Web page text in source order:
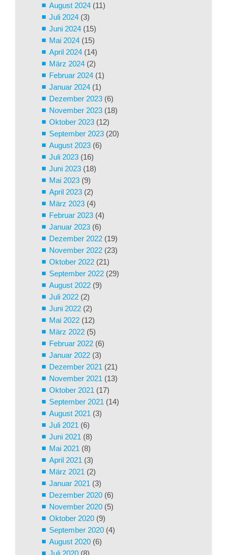
August 2024 (11)
Juli 2024 (3)
Juni 2024 (15)
Mai 2024 (15)
April 2024 (14)
März 2024 (2)
Februar 2024 (1)
Januar 2024 (1)
Dezember 2023 (6)
November 2023 (18)
Oktober 2023 (12)
September 2023 (20)
August 2023 (6)
Juli 2023 (16)
Juni 2023 (18)
Mai 2023 (9)
April 2023 (2)
März 2023 (4)
Februar 2023 (4)
Januar 2023 (6)
Dezember 2022 (19)
November 2022 (23)
Oktober 2022 (21)
September 2022 (29)
August 2022 (9)
Juli 2022 (2)
Juni 2022 (2)
Mai 2022 (12)
März 2022 (5)
Februar 2022 (6)
Januar 2022 (3)
Dezember 2021 (21)
November 2021 (13)
Oktober 2021 (17)
September 2021 (14)
August 2021 (3)
Juli 2021 (6)
Juni 2021 (8)
Mai 2021 (8)
April 2021 (3)
März 2021 (2)
Januar 2021 (3)
Dezember 2020 (6)
November 2020 (5)
Oktober 2020 (9)
September 2020 (4)
August 2020 (6)
Juli 2020 (8)